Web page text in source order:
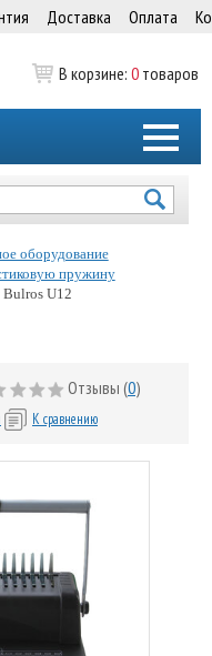
Доставка Оплата
В корзине: 0 товаров
оборудование
пружину
Bulros U12
Отзывы (0)
К сравнению